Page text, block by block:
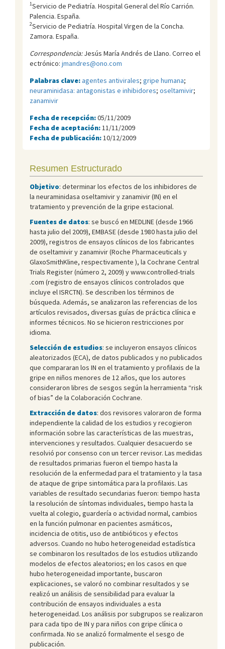
1Servicio de Pediatría. Hospital General del Río Carrión.
Palencia. España.
2Servicio de Pediatría. Hospital Virgen de la Concha.
Zamora. España.
Correspondencia:Jesús María Andrés de Llano. Correo el
ectrónico: jmandres@ono.com
Palabras clave:agentes antivirales; gripe humana;
neuraminidasa: antagonistas e inhibidores; oseltamivir;
zanamivir
Fecha de recepción:05/11/2009
Fecha de aceptación: 11/11/2009
Fecha de publicación: 10/12/2009
Resumen Estructurado
Objetivo: determinar los efectos de los inhibidores de
la neuraminidasa oseltamivir y zanamivir (IN) en el
tratamiento y prevención de la gripe estacional.
Fuentes de datos: se buscó en MEDLINE (desde 1966
hasta julio del 2009), EMBASE (desde 1980 hasta julio del
2009), registros de ensayos clínicos de los fabricantes
de oseltamivir y zanamivir (Roche Pharmaceuticals y
GlaxoSmithKline, respectivamente ), la Cochrane Central
Trials Register (número 2, 2009) y www.controlled-trials
.com (registro de ensayos clínicos controlados que
incluye el ISRCTN). Se describen los términos de
búsqueda. Además, se analizaron las referencias de los
artículos revisados, diversas guías de práctica clínica e
informes técnicos. No se hicieron restricciones por
idioma.
Selección de estudios: se incluyeron ensayos clínicos
aleatorizados (ECA), de datos publicados y no publicados
que compararan los IN en el tratamiento y profilaxis de la
gripe en niños menores de 12 años, que los autores
consideraron libres de sesgos según la herramienta “risk
of bias” de la Colaboración Cochrane.
Extracción de datos: dos revisores valoraron de forma
independiente la calidad de los estudios y recogieron
información sobre las características de las muestras,
intervenciones y resultados. Cualquier desacuerdo se
resolvió por consenso con un tercer revisor. Las medidas
de resultados primarias fueron el tiempo hasta la
resolución de la enfermedad para el tratamiento y la tasa
de ataque de gripe sintomática para la profilaxis. Las
variables de resultado secundarias fueron: tiempo hasta
la resolución de síntomas individuales, tiempo hasta la
vuelta al colegio, guardería o actividad normal, cambios
en la función pulmonar en pacientes asmáticos,
incidencia de otitis, uso de antibióticos y efectos
adversos. Cuando no hubo heterogeneidad estadística
se combinaron los resultados de los estudios utilizando
modelos de efectos aleatorios; en los casos en que
hubo heterogeneidad importante, buscaron
explicaciones, se valoró no combinar resultados y se
realizó un análisis de sensibilidad para evaluar la
contribución de ensayos individuales a esta
heterogeneidad. Los análisis por subgrupos se realizaron
para cada tipo de IN y para niños con gripe clínica o
confirmada. No se analizó formalmente el sesgo de
publicación.